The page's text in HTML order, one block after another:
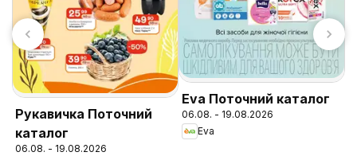
Рукавичка Поточний
каталог
06.08. - 19.08.2026
Eva Поточний каталог
06.08. - 19.08.2026
Eva